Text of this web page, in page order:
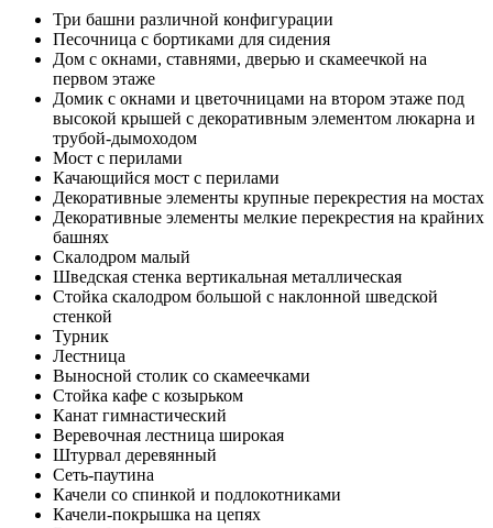
Три башни различной конфигурации
Песочница с бортиками для сидения
Дом с окнами, ставнями, дверью и скамеечкой на
первом этаже
Домик с окнами и цветочницами на втором этаже под
высокой крышей с декоративным элементом люкарна и
трубой-дымоходом
Мост с перилами
Качающийся мост с перилами
Декоративные элементы крупные перекрестия на мостах
Декоративные элементы мелкие перекрестия на крайних
башнях
Скалодром малый
Шведская стенка вертикальная металлическая
Стойка скалодром большой с наклонной шведской
стенкой
Турник
Лестница
Выносной столик со скамеечками
Стойка кафе с козырьком
Канат гимнастический
Веревочная лестница широкая
Штурвал деревянный
Сеть-паутина
Качели со спинкой и подлокотниками
Качели-покрышка на цепях